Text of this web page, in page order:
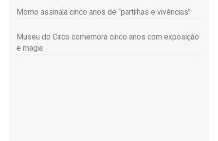
Momo assinala cinco anos de “partilhas e vivências”
Museu do Circo comemora cinco anos com exposição
e magia